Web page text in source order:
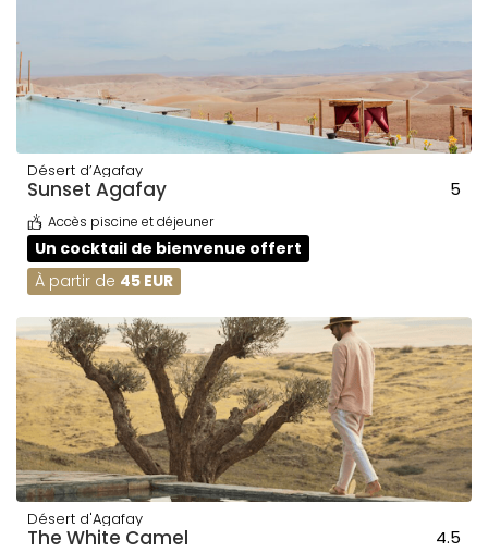
Désert d’Agafay
Sunset Agafay 5
Accès piscine et déjeuner
Un cocktail de bienvenue offert
À partir de 45 EUR
Désert d'Agafay
The White Camel 4.5